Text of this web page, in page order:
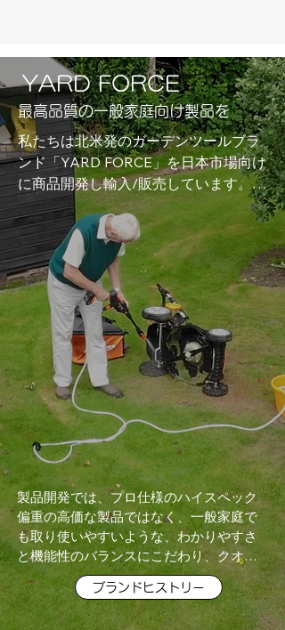
​​YARD FORCE
最高品質の一般家庭向け製品を
​私たちは北米発のガーデンツールブラ
ンド「YARD FORCE」を日本市場向け
に商品開発し輸入/販売しています。た
だ輸入するだけではなく、世界一厳し
いと言われる日本のお客様の要求にも
応えるべく、メーカーと密に話し合
い、開発段階から製品に関わり、サイ
ズ感、細かな仕様、品質、価格帯を調
整した最適な製品のみを厳選して取り
扱っております。
製品開発では、プロ仕様のハイスペック
偏重の高価な製品ではなく、一般家庭で
も取り使いやすいような、わかりやすさ
と機能性のバランスにこだわり、クオリ
ティを保ちながらも家計のご負担になら
ないよう、販売価格を極限まで抑えてい
ます。
ブランドヒストリー